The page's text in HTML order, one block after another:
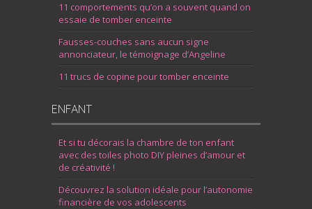
11 comportements qu’on a souvent quand on
essaie de tomber enceinte
Fausses-couches sans aucun signe
annonciateur, le témoignage d’Angeline
11 trucs de copine pour tomber enceinte
ENFANT
Et si tu décorais la chambre de ton enfant
avec des toiles photo DIY pleines d’amour et
de créativité !
Découvrez la solution idéale pour l’autonomie
financière de vos adolescents